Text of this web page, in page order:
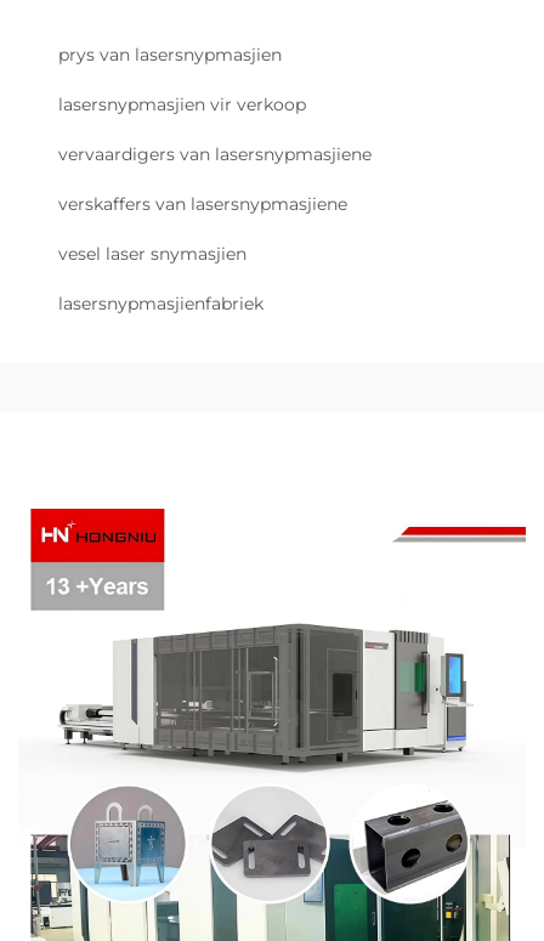
prys van lasersnypmasjien
lasersnypmasjien vir verkoop
vervaardigers van lasersnypmasjiene
verskaffers van lasersnypmasjiene
vesel laser snymasjien
lasersnypmasjienfabriek